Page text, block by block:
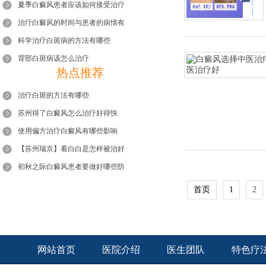
夏季白癜风患者应该如何接受治疗
治疗白癜风的时间与患者的病情有
科学治疗白斑病的方法有哪些
背部白斑病该怎么治疗
热点推荐
治疗白斑的方法有哪些
苏州得了白癜风怎么治疗好得快
使用偏方治疗白癜风有哪些影响
【苏州瑞京】看白白是怎样被治好
初秋之际白癜风患者要做好哪些防
首页 1 2
网站首页 医院介绍 医生团队 特色疗